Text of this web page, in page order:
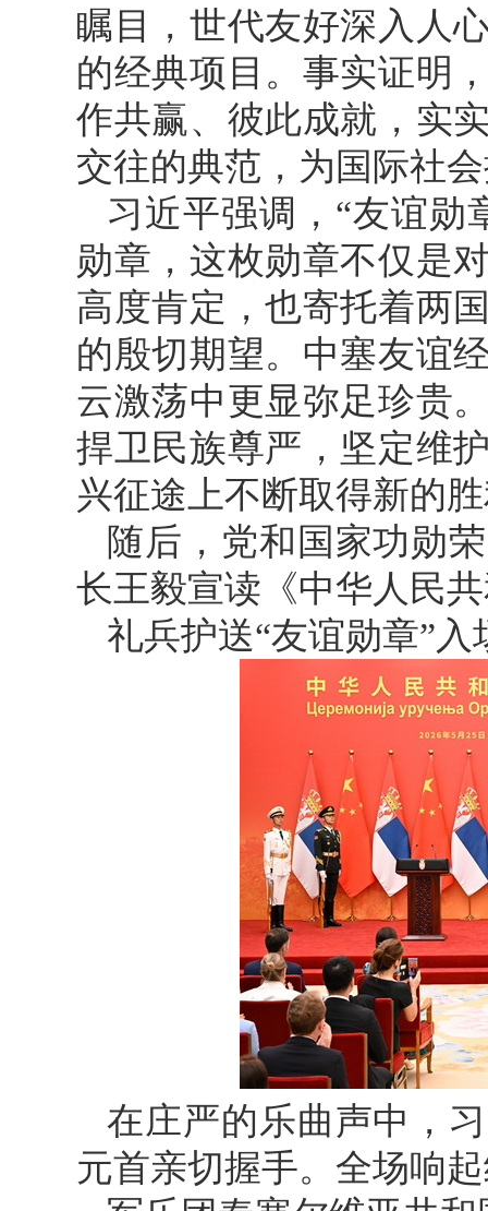
瞩目，世代友好深入人
的经典项目。事实证明
作共赢、彼此成就，实
交往的典范，为国际社
习近平强调，“友谊勋
勋章，这枚勋章不仅是
高度肯定，也寄托着两
的殷切期望。中塞友谊
云激荡中更显弥足珍贵
捍卫民族尊严，坚定维
兴征途上不断取得新的
随后，党和国家功勋
长王毅宣读《中华人民
礼兵护送“友谊勋章”入
在庄严的乐曲声中，
元首亲切握手。全场响